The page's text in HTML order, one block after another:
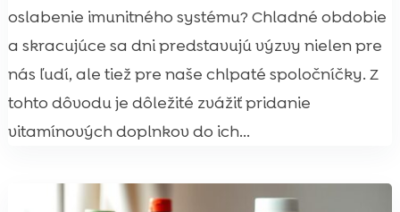
oslabenie imunitného systému? Chladné obdobie
a skracujúce sa dni predstavujú výzvy nielen pre
nás ľudí, ale tiež pre naše chlpaté spoločníčky. Z
tohto dôvodu je dôležité zvážiť pridanie
vitamínových doplnkov do ich...